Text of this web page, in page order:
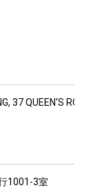
37 QUEEN'S ROAD
1001-3室